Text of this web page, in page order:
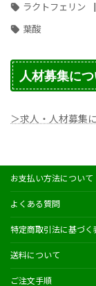
ラクトフェリン |
葉酸
人材募集に
＞求人・人材募集
お支払い方法について
よくある質問
特定商取引法に基づく
送料について
ご注文手順